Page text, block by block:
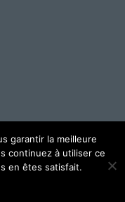
: SDC Com
garantir la meilleure
continuez à utiliser ce
en êtes satisfait.